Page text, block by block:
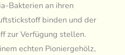
Bakterien an ihren
binden und der
zur Verfügung stellen.
echten Pioniergehölz,